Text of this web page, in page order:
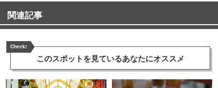
関連記事
Check!
このスポットを見ているあなたにオススメ